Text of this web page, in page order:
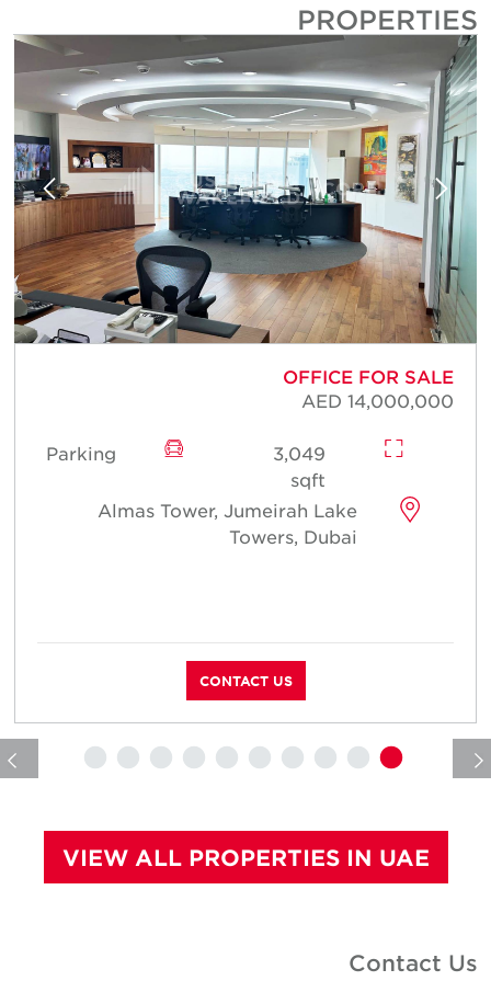
PROPERTIES
OFFICE FOR SALE
AED 14,000,000
3,049
sqft
Parking
Almas Tower, Jumeirah Lake
Towers, Dubai
CONTACT US
VIEW ALL PROPERTIES IN UAE
Contact Us